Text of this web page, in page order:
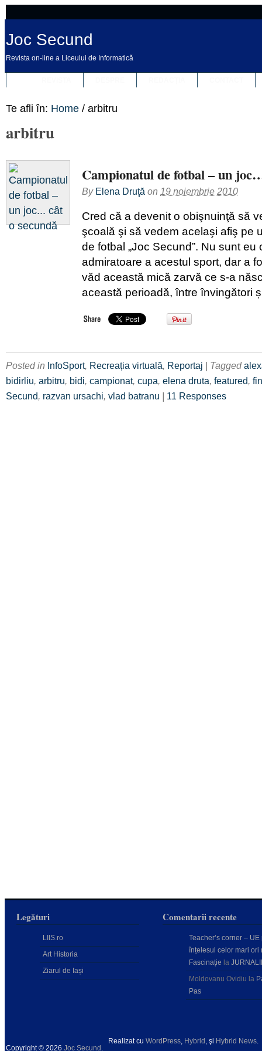
Joc Secund
Revista on-line a Liceului de Informatică
Te afli în: Home / arbitru
arbitru
Campionatul de fotbal – un
By Elena Druţă on 19 noiembrie 2010
Cred că a devenit o obişnuinţă să
şcoală şi să vedem acelaşi afiş pe
de fotbal „Joc Secund”. Nu sunt eu
admiratoare a acestul sport, dar a
văd această mică zarvă ce s-a
această perioadă, între învingători
Posted in InfoSport, Recreația virtuală, Reportaj | Tagged
bidirliu, arbitru, bidi, campionat, cupa, elena druta, featured,
Secund, razvan ursachi, vlad batranu | 11 Responses
Legături
LIIS.ro
Art Historia
Ziarul de Iași
Comentarii recente
Teacher’s corner – UE
înțelesul celor mari ori
Fascinație la
Moldovanu Ovidiu la
Pas
Copyright © 2026 Joc Secund .
Realizat cu WordPress, Hybrid , şi Hybrid News.